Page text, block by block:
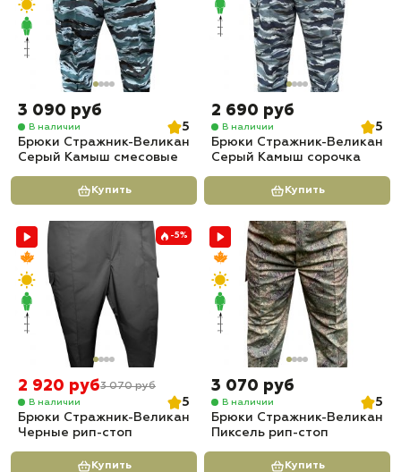
3 090 руб
В наличии
5
Брюки Стражник-Великан
Серый Камыш смесовые
Купить
2 690 руб
В наличии
5
Брюки Стражник-Великан
Серый Камыш сорочка
Купить
-5%
2 920 руб3 070 руб
В наличии
5
Брюки Стражник-Великан
Черные рип-стоп
Купить
3 070 руб
В наличии
5
Брюки Стражник-Великан
Пиксель рип-стоп
Купить